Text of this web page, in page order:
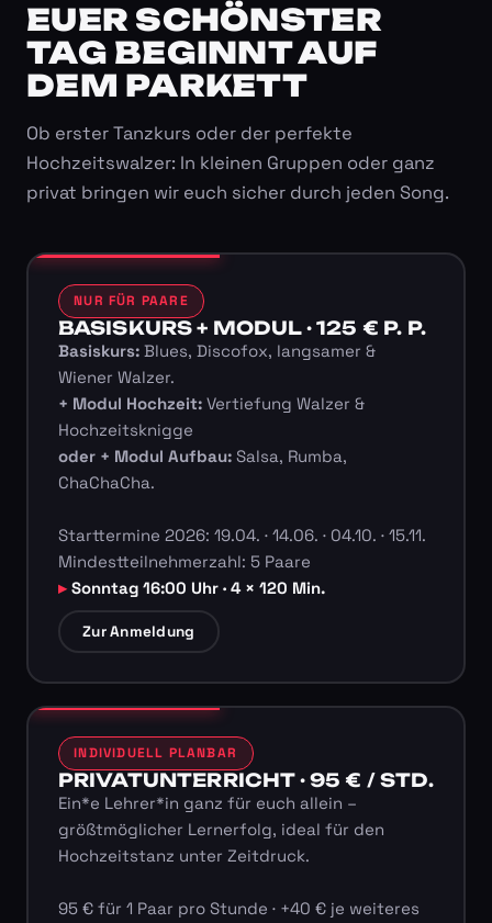
EUER SCHÖNSTER
TAG BEGINNT AUF
DEM PARKETT
Ob erster Tanzkurs oder der perfekte
Hochzeitswalzer: In kleinen Gruppen oder ganz
privat bringen wir euch sicher durch jeden Song.
NUR FÜR PAARE
BASISKURS + MODUL · 125 € P. P.
Basiskurs:Blues, Discofox, langsamer &
Wiener Walzer.
+ Modul Hochzeit:Vertiefung Walzer &
Hochzeitsknigge
oder + Modul Aufbau:Salsa, Rumba,
ChaChaCha.
Starttermine 2026: 19.04. · 14.06. · 04.10. · 15.11.
Mindestteilnehmerzahl: 5 Paare
Sonntag 16:00 Uhr · 4 × 120 Min.
Zur Anmeldung
INDIVIDUELL PLANBAR
PRIVATUNTERRICHT · 95 € / STD.
Ein*e Lehrer*in ganz für euch allein –
größtmöglicher Lernerfolg, ideal für den
Hochzeitstanz unter Zeitdruck.
95 € für 1 Paar pro Stunde · +40 € je weiteres